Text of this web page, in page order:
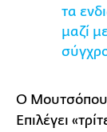
τα
μαζί
Ο
Επιλέγει